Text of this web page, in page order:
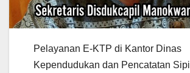
Pelayanan E-KTP di Kantor Dinas
Kependudukan dan Pencatatan Sipil